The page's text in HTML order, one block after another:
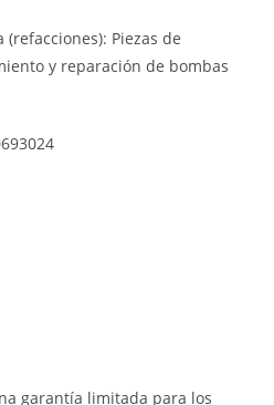
Piezas de
y reparación de bombas
garantía limitada para los